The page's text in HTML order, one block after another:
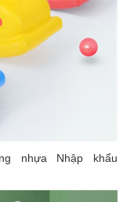
nhựa Nhập khẩu